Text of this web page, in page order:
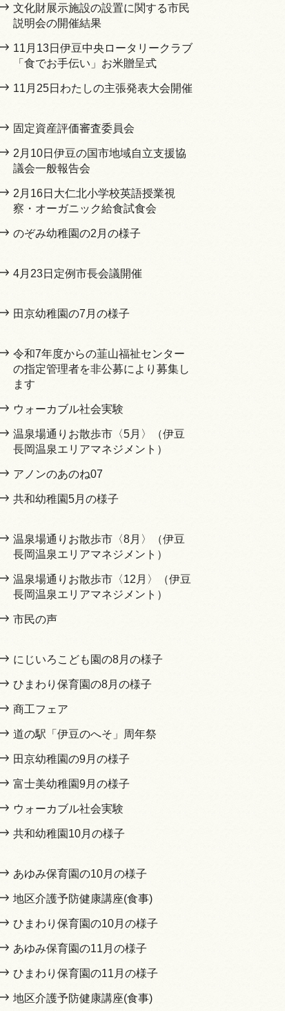
文化財展示施設の設置に関する市民
説明会の開催結果
11月13日伊豆中央ロータリークラブ
「食でお手伝い」お米贈呈式
11月25日わたしの主張発表大会開催
固定資産評価審査委員会
2月10日伊豆の国市地域自立支援協
議会一般報告会
2月16日大仁北小学校英語授業視
察・オーガニック給食試食会
のぞみ幼稚園の2月の様子
4月23日定例市長会議開催
田京幼稚園の7月の様子
令和7年度からの韮山福祉センター
の指定管理者を非公募により募集し
ます
ウォーカブル社会実験
温泉場通りお散歩市〈5月〉（伊豆
長岡温泉エリアマネジメント）
アノンのあのね07
共和幼稚園5月の様子
温泉場通りお散歩市〈8月〉（伊豆
長岡温泉エリアマネジメント）
温泉場通りお散歩市〈12月〉（伊豆
長岡温泉エリアマネジメント）
市民の声
にじいろこども園の8月の様子
ひまわり保育園の8月の様子
商工フェア
道の駅「伊豆のへそ」周年祭
田京幼稚園の9月の様子
富士美幼稚園9月の様子
ウォーカブル社会実験
共和幼稚園10月の様子
あゆみ保育園の10月の様子
地区介護予防健康講座(食事)
ひまわり保育園の10月の様子
あゆみ保育園の11月の様子
ひまわり保育園の11月の様子
地区介護予防健康講座(食事)